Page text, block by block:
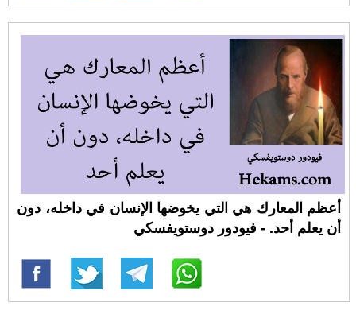
أعظم المعارك هي التي يخوضها الإنسان في داخله، دون
أن يعلم أحد. - فيودور دوستويفسكي